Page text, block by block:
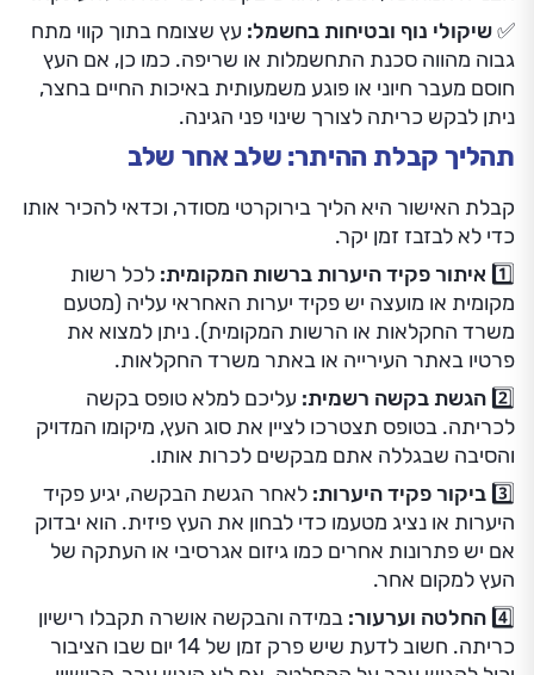
✅ שיקולי נוף ובטיחות בחשמל: עץ שצומח בתוך קווי מתח
גבוה מהווה סכנת התחשמלות או שריפה. כמו כן, אם העץ
חוסם מעבר חיוני או פוגע משמעותית באיכות החיים בחצר,
ניתן לבקש כריתה לצורך שינוי פני הגינה.
תהליך קבלת ההיתר: שלב אחר שלב
קבלת האישור היא הליך בירוקרטי מסודר, וכדאי להכיר אותו
כדי לא לבזבז זמן יקר.
1️⃣ איתור פקיד היערות ברשות המקומית:
לכל רשות
מקומית או מועצה יש פקיד יערות האחראי עליה (מטעם
משרד החקלאות או הרשות המקומית). ניתן למצוא את
פרטיו באתר העירייה או באתר משרד החקלאות.
2️⃣ הגשת בקשה רשמית:
עליכם למלא טופס בקשה
לכריתה. בטופס תצטרכו לציין את סוג העץ, מיקומו המדויק
והסיבה שבגללה אתם מבקשים לכרות אותו.
3️⃣ ביקור פקיד היערות:
לאחר הגשת הבקשה, יגיע פקיד
היערות או נציג מטעמו כדי לבחון את העץ פיזית. הוא יבדוק
אם יש פתרונות אחרים כמו גיזום אגרסיבי או העתקה של
העץ למקום אחר.
4️⃣ החלטה וערעור:
במידה והבקשה אושרה תקבלו רישיון
כריתה. חשוב לדעת שיש פרק זמן של 14 יום שבו הציבור